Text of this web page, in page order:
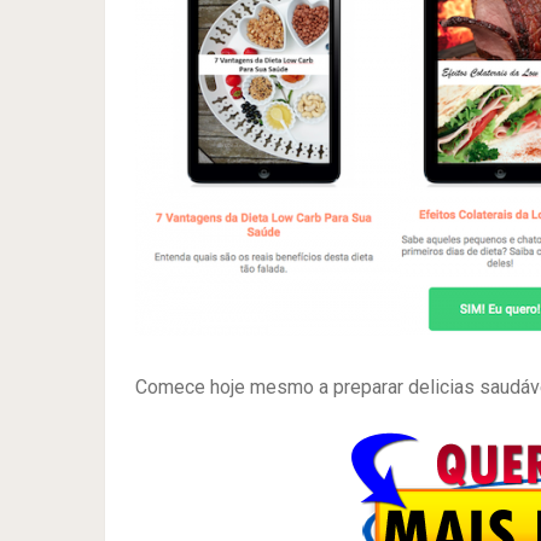
Comece hoje mesmo a preparar delicias